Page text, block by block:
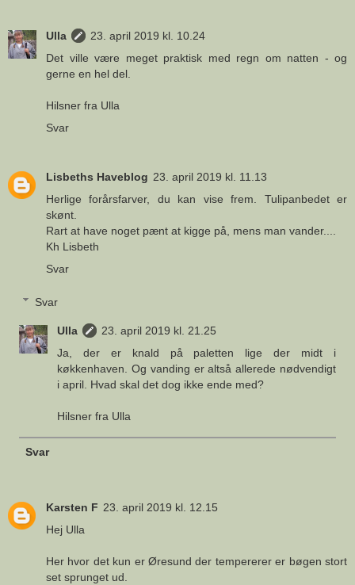
Ulla
23. april 2019 kl. 10.24
Det ville være meget praktisk med regn om natten - og
gerne en hel del.
Hilsner fra Ulla
Svar
Lisbeths Haveblog 23. april 2019 kl. 11.13
Herlige forårsfarver, du kan vise frem. Tulipanbedet er
skønt.
Rart at have noget pænt at kigge på, mens man vander....
Kh Lisbeth
Svar
Svar
Ulla
23. april 2019 kl. 21.25
Ja, der er knald på paletten lige der midt i
køkkenhaven. Og vanding er altså allerede nødvendigt
i april. Hvad skal det dog ikke ende med?
Hilsner fra Ulla
Svar
Karsten F 23. april 2019 kl. 12.15
Hej Ulla
Her hvor det kun er Øresund der tempererer er bøgen stort
set sprunget ud.